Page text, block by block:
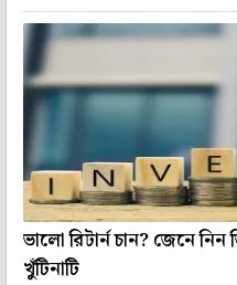
ভালো রিটার্ন চান? জেনে
খুঁটিনাটি